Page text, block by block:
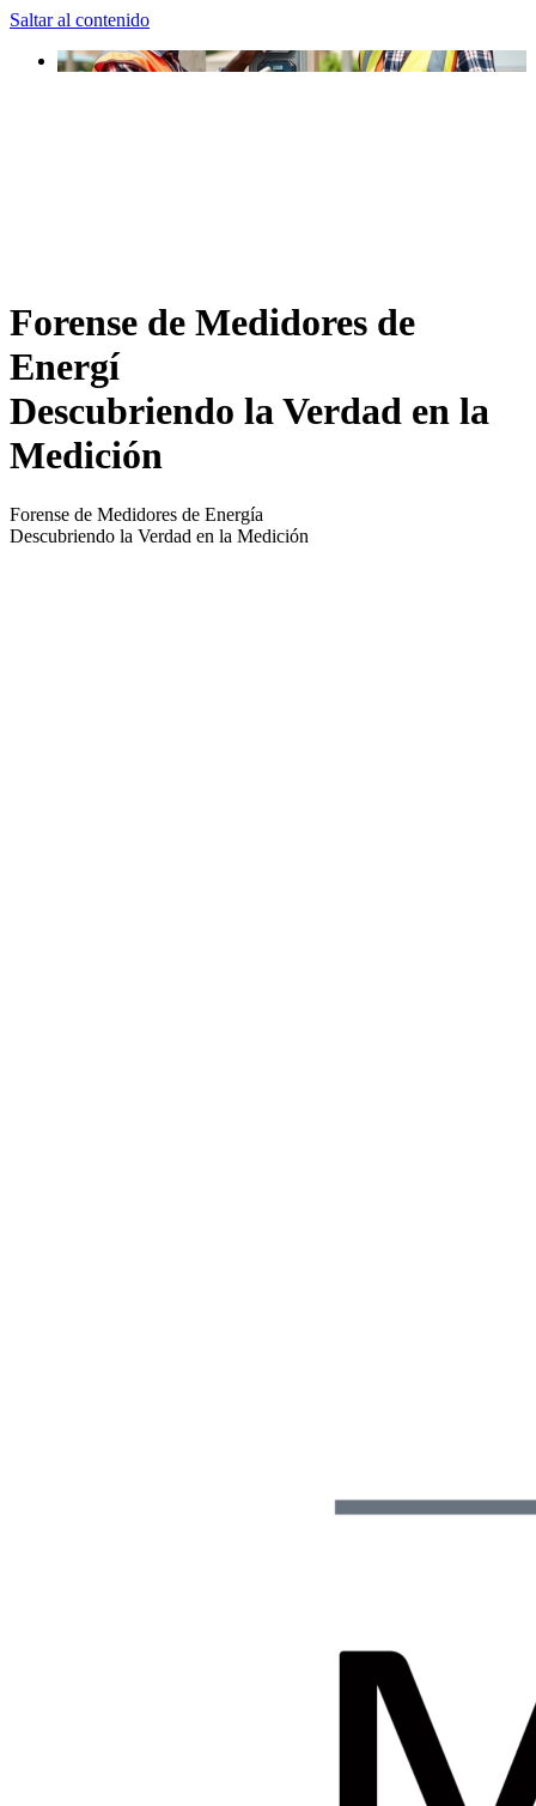
Saltar al contenido
Forense de Medidores de
Energí
Descubriendo la Verdad en la
Medición
Forense de Medidores de Energía
Descubriendo la Verdad en la Medición